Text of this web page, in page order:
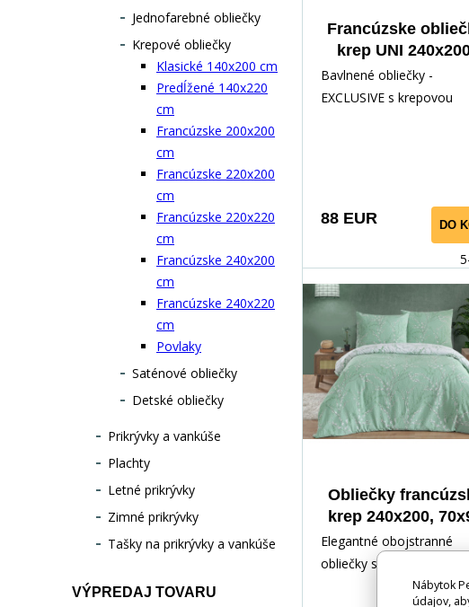
Jednofarebné obliečky
Krepové obliečky
Klasické 140x200 cm
Predĺžené 140x220
cm
Francúzske 200x200
cm
Francúzske 220x200
cm
Francúzske 220x220
cm
Francúzske 240x200
cm
Francúzske 240x220
cm
Povlaky
Saténové obliečky
Detské obliečky
Prikrývky a vankúše
Plachty
Letné prikrývky
Zimné prikrývky
Tašky na prikrývky a vankúše
VÝPREDAJ TOVARU
Francúzske
krep UNI
70x90cm Sivé
Bavlnené obliečky -
EXCLUSIVE s krepovou
na francúzsku prikrývku
240x200cm a 2ks
88 EUR DO
Obliečky
krep 240x200,
Aspen tree
Elegantné obojstranné
obliečky s jemným vzorom
vetvičiek a drobných
Nábytok
údajov,